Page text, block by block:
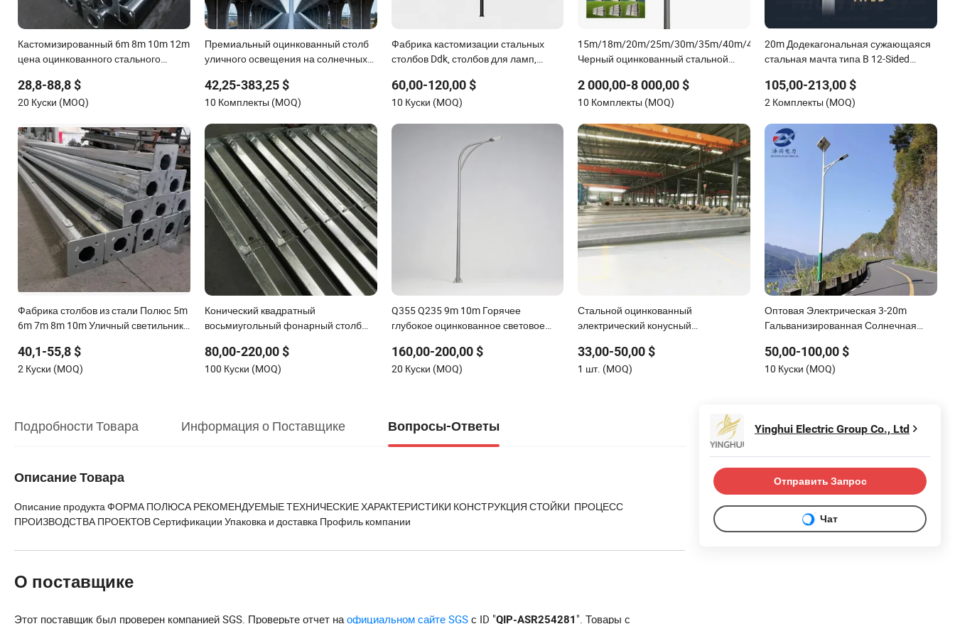
Кастомизированный 6m 8m 10m 12m
цена оцинкованного стального
28,8-88,8 $
20 Куски (MOQ)
Премиальный оцинкованный столб
уличного освещения на солнечных
42,25-383,25 $
10 Комплекты (MOQ)
Фабрика кастомизации стальных
столбов Ddk, столбов для ламп,
столбов
60,00-120,00 $
10 Куски (MOQ)
15m/18m/20m/25m/30m/35m/40m/45m/50m
Черный оцинкованный стальной
высокомачтовый уличный
светильник с камерой
2 000,00-8 000,00 $
10 Комплекты (MOQ)
20m Додекагональная сужающаяся
стальная мачта типа B 12-Sided
105,00-213,00 $
2 Комплекты (MOQ)
Фабрика столбов из стали Полюс 5m
6m 7m 8m 10m Уличный светильник
40,1-55,8 $
2 Куски (MOQ)
Конический квадратный
восьмиугольный фонарный столб
уличного освещения
80,00-220,00 $
100 Куски (MOQ)
Q355 Q235 9m 10m Горячее
глубокое оцинкованное световое
формы для уличного освещения
160,00-200,00 $
20 Куски (MOQ)
Стальной оцинкованный
электрический конусный
S355 класса
33,00-50,00 $
1 шт. (MOQ)
Оптовая Электрическая 3-20m
Гальванизированная Солнечная
Осветительный Столб
Общественный Уличный Дорожный
50,00-100,00 $
10 Куски (MOQ)
Подробности Товара Информация о Поставщике Вопросы-Ответы
Описание Товара
Описание продукта ФОРМА ПОЛЮСА РЕКОМЕНДУЕМЫЕ ТЕХНИЧЕСКИЕ ХАРАКТЕРИСТИКИ КОНСТРУКЦИЯ СТОЙКИ ПРОЦЕСС
ПРОИЗВОДСТВА ПРОЕКТОВ Сертификации Упаковка и доставка Профиль компании
О поставщике
Этот поставщик был проверен компанией SGS. Проверьте отчет наофициальном сайте SGS с ID "QIP-ASR254281 ". Товары с
Yinghui Electric Group Co., Ltd
Отправить Запрос
Чат